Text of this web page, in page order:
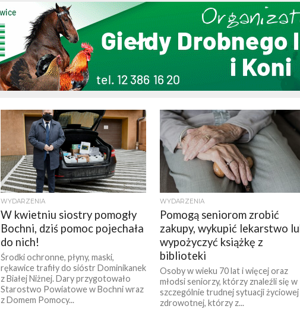
WYDARZENIA
W kwietniu siostry pomogły
Bochni, dziś pomoc pojechała
do nich!
Środki ochronne, płyny, maski,
rękawice trafiły do sióstr Dominikanek
z Białej Niżnej. Dary przygotowało
Starostwo Powiatowe w Bochni wraz
z Domem Pomocy...
WYDARZENIA
Pomogą seniorom zrobić
zakupy, wykupić lekarstwo
wypożyczyć książkę z
biblioteki
Osoby w wieku 70 lat i więcej oraz
młodsi seniorzy, którzy znaleźli się w
szczególnie trudnej sytuacji życiowej
zdrowotnej, którzy z...